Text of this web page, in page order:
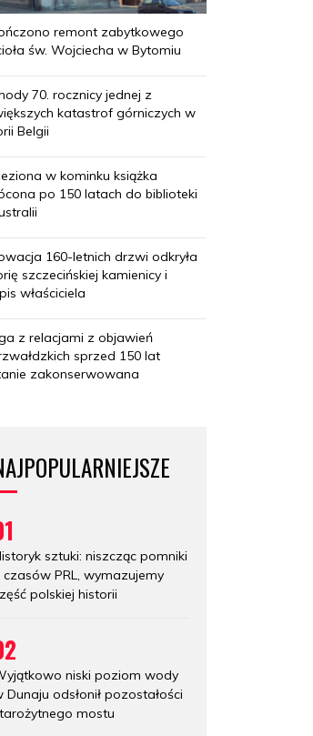
remont zabytkowego
św. Wojciecha w Bytomiu
70. rocznicy jednej z
katastrof górniczych w
Belgii
w kominku książka
po 150 latach do biblioteki
160-letnich drzwi odkryła
szczecińskiej kamienicy i
właściciela
z relacjami z objawień
sprzed 150 lat
zakonserwowana
sztuki: niszcząc pomniki
czasów PRL, wymazujemy
polskiej historii
niski poziom wody
Dunaju odsłonił pozostałości
mostu